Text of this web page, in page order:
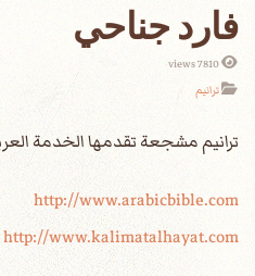
فارد جناحي
7810 views
ترانيم
http://www.arabicbible.com
http://www.kalimatalhayat.com